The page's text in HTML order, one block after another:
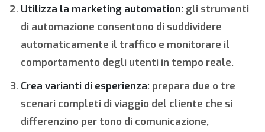
Utilizza la marketing automation: gli strumenti
di automazione consentono di suddividere
automaticamente il traffico e monitorare il
comportamento degli utenti in tempo reale.
Crea varianti di esperienza: prepara due o tre
scenari completi di viaggio del cliente che si
differenzino per tono di comunicazione,